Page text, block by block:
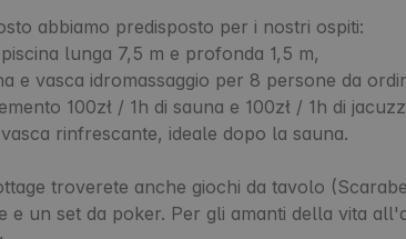
abbiamo predisposto per i nostri ospiti:
lunga 7,5 m e profonda 1,5 m,
e vasca idromassaggio per 8 persone da
100zł / 1h di sauna e 100zł / 1h di
rinfrescante, ideale dopo la sauna.
troverete anche giochi da tavolo
e un set da poker. Per gli amanti della vita